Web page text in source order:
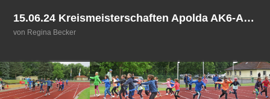
15.06.24 Kreismeisterschaften Apolda AK6-AK11
von Regina Becker